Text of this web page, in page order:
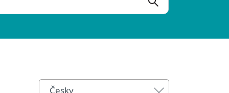
Česky